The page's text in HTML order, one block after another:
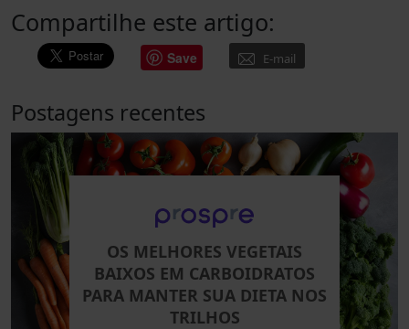
Compartilhe este artigo:
Save E-mail
Postagens recentes
OS MELHORES VEGETAIS
BAIXOS EM CARBOIDRATOS
PARA MANTER SUA DIETA NOS
TRILHOS